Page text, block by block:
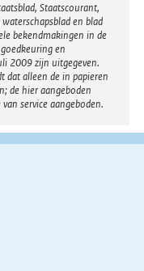
Staatscourant,
en blad
bekendmakingen in de
en
2009 zijn uitgegeven.
dat alleen de in papieren
de hier aangeboden
service aangeboden.